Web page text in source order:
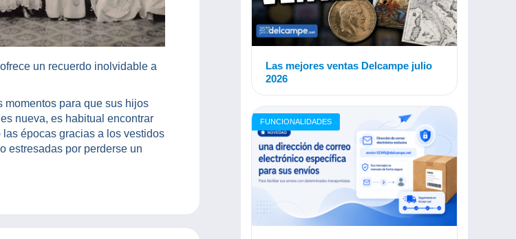
un recuerdo inolvidable a
momentos para que sus hijos
nueva, es habitual encontrar
épocas gracias a los vestidos
estresadas por perderse un
Las mejores ventas Delcampe julio
2026
FUNCIONALIDADES